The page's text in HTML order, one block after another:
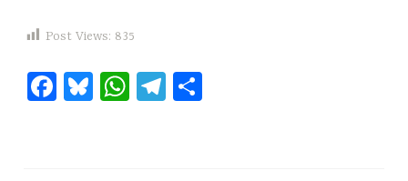
Post Views: 835
Fa Bl W Te